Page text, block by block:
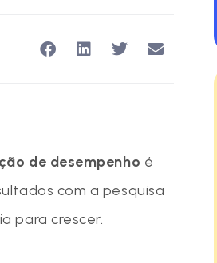
de desempenho é
com a pesquisa
para crescer.